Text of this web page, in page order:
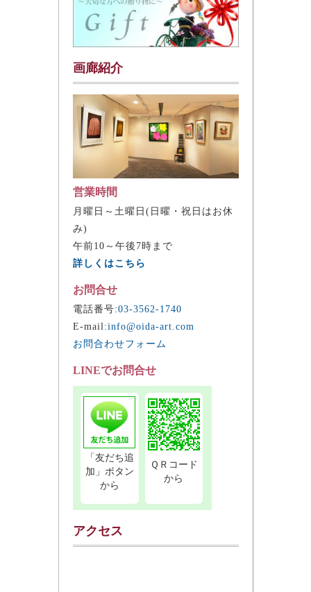
画廊紹介
営業時間
月曜日～土曜日(日曜・祝日はお休
み)
午前10～午後7時まで
詳しくはこちら
お問合せ
電話番号:03-3562-1740
E-mail:info@oida-art.com
お問合わせフォーム
LINEでお問合せ
「友だち追
加」ボタン
から
ＱＲコード
から
アクセス